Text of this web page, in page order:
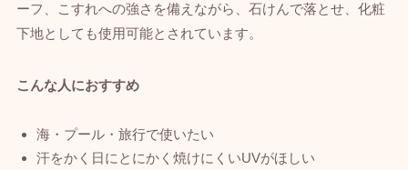
ーフ、こすれへの強さを備えながら、石けんで落とせ、化粧
下地としても使用可能とされています。
こんな人におすすめ
海・プール・旅行で使いたい
汗をかく日にとにかく焼けにくいUVがほしい